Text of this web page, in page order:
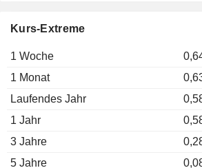
Kurs-Extreme
1 Woche
1 Monat
Laufendes Jahr
1 Jahr
3 Jahre
5 Jahre